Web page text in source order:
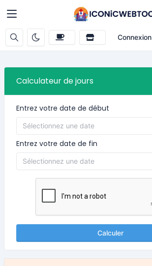
Connexion
Calculateur de jours
Entrez votre date de début
Entrez votre date de fin
Calculer